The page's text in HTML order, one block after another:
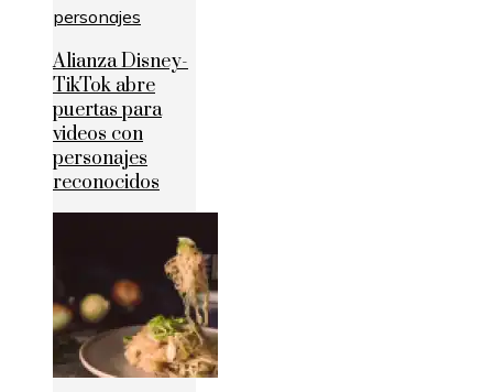
Alianza Disney-
TikTok abre
puertas para
videos con
personajes
reconocidos